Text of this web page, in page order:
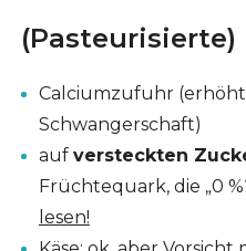
Calciumzufuhr
Schwangerschaft)
auf versteckten
Früchtequark, die „0
lesen!